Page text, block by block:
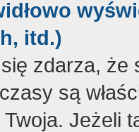
itd.)
zdarza, że
są
Twoja. Jeżeli